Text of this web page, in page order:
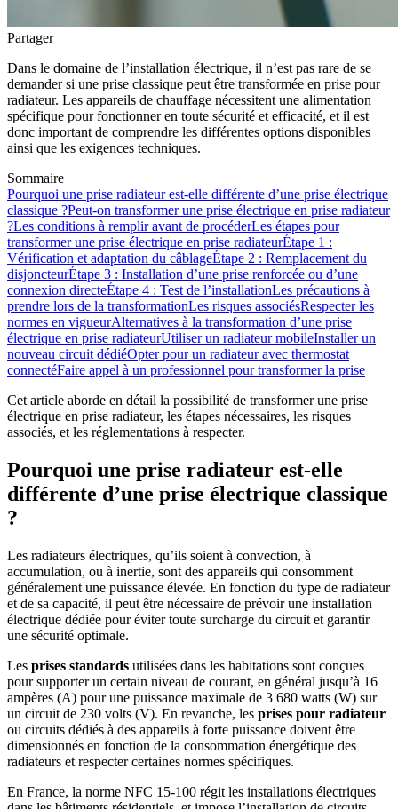
Partager
Dans le domaine de l’installation électrique, il n’est pas rare de se
demander si une prise classique peut être transformée en prise pour
radiateur. Les appareils de chauffage nécessitent une alimentation
spécifique pour fonctionner en toute sécurité et efficacité, et il est
donc important de comprendre les différentes options disponibles
ainsi que les exigences techniques.
Sommaire
Pourquoi une prise radiateur est-elle différente d’une prise électrique
classique ?Peut-on transformer une prise électrique en prise radiateur
?Les conditions à remplir avant de procéderLes étapes pour
transformer une prise électrique en prise radiateurÉtape 1 :
Vérification et adaptation du câblageÉtape 2 : Remplacement du
disjoncteurÉtape 3 : Installation d’une prise renforcée ou d’une
connexion directeÉtape 4 : Test de l’installationLes précautions à
prendre lors de la transformationLes risques associésRespecter les
normes en vigueurAlternatives à la transformation d’une prise
électrique en prise radiateurUtiliser un radiateur mobileInstaller un
nouveau circuit dédiéOpter pour un radiateur avec thermostat
connectéFaire appel à un professionnel pour transformer la prise
Cet article aborde en détail la possibilité de transformer une prise
électrique en prise radiateur, les étapes nécessaires, les risques
associés, et les réglementations à respecter.
Pourquoi une prise radiateur est-elle
différente d’une prise électrique classique
?
Les radiateurs électriques, qu’ils soient à convection, à
accumulation, ou à inertie, sont des appareils qui consomment
généralement une puissance élevée. En fonction du type de radiateur
et de sa capacité, il peut être nécessaire de prévoir une installation
électrique dédiée pour éviter toute surcharge du circuit et garantir
une sécurité optimale.
Les prises standards utilisées dans les habitations sont conçues
pour supporter un certain niveau de courant, en général jusqu’à 16
ampères (A) pour une puissance maximale de 3 680 watts (W) sur
un circuit de 230 volts (V). En revanche, les prises pour radiateur
ou circuits dédiés à des appareils à forte puissance doivent être
dimensionnés en fonction de la consommation énergétique des
radiateurs et respecter certaines normes spécifiques.
En France, la norme NFC 15-100 régit les installations électriques